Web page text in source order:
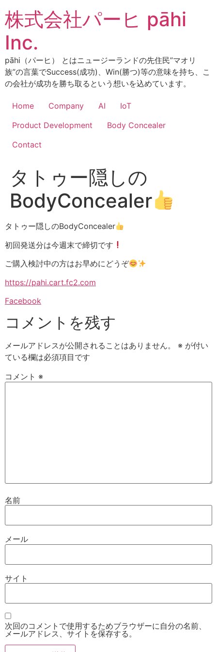
ン
テ
ツ
に
ス
キ
株式会社パーヒ pāhi
Inc.
pāhi（パーヒ） とはニュージーランドの先住民”マオリ
族”の言葉でSuccess(成功)、Win(勝つ)等の意味を持ち、こ
の会社が成功を勝ち取るという想いを込めています。
Home Company AI
IoT
Product Development
Body Concealer
Contact
タトゥー隠しの
BodyConcealer
タトゥー隠しのBodyConcealer
初回発送分は今週末で締切です
ご購入検討中の方はお早めにどうぞ
https://pahi.cart.fc2.com
Facebook
コメントを残す
メールアドレスが公開されることはありません。 ※ が付い
ている欄は必須項目です
コメント ※
名前
メール
サイト
次回のコメントで使用するためブラウザーに自分の名前、
メールアドレス、サイトを保存する。